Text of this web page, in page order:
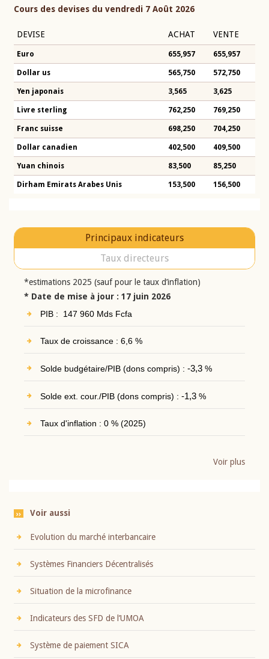
Cours des devises du vendredi 7 Août 2026
DEVISE ACHAT VENTE
Euro 655,957 655,957
Dollar us 565,750 572,750
Yen japonais 3,565 3,625
Livre sterling 762,250 769,250
Franc suisse 698,250 704,250
Dollar canadien 402,500 409,500
Yuan chinois 83,500 85,250
Dirham Emirats Arabes Unis 153,500 156,500
Principaux indicateurs
Taux directeurs
*estimations 2025 (sauf pour le taux d’inflation)
* Date de mise à jour : 17 juin 2026
PIB : 147 960 Mds Fcfa
Taux de croissance : 6,6 %
Solde budgétaire/PIB (dons compris) : -3,3%
Solde ext. cour./PIB (dons compris) : -1,3%
Taux d'inflation : 0 % (2025)
Voir plus
Voir aussi
Evolution du marché interbancaire
Systèmes Financiers Décentralisés
Situation de la microfinance
Indicateurs des SFD de l’UMOA
Système de paiement SICA